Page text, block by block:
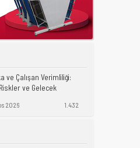
ve Çalışan Verimliliği:
ve Gelecek
2026 1.432